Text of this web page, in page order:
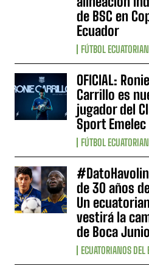
de BSC en
Ecuador
FÚTBOL
OFICIAL: Ronie
Carrillo es
jugador del
Sport Emelec
FÚTBOL
de 30 años
Un
vestirá la
de Boca
ECUATORIANOS DEL